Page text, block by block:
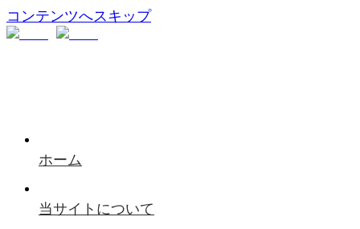
コンテンツへスキップ
ホーム
当サイトについて